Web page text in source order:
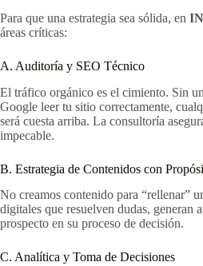
Para que una estrategia sea sólida, en
áreas críticas:
A. Auditoría y SEO Técnico
El tráfico orgánico es el cimiento. Sin
Google leer tu sitio correctamente,
será cuesta arriba. La consultoría
impecable.
B. Estrategia de Contenidos con
No creamos contenido para “rellenar”
digitales que resuelven dudas, generan
prospecto en su proceso de decisión.
C. Analítica y Toma de Decisiones